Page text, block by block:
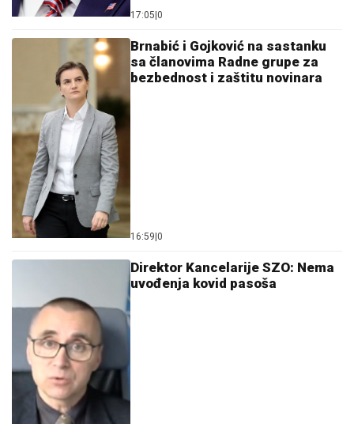
17:05 0
Brnabić i Gojković na sastanku
sa članovima Radne grupe za
bezbednost i zaštitu novinara
16:59 0
Direktor Kancelarije SZO: Nema
uvođenja kovid pasoša